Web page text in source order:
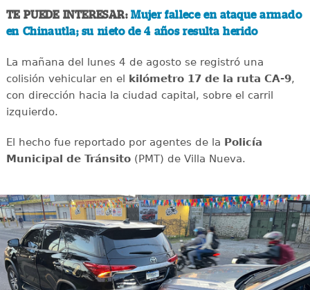
TE PUEDE INTERESAR:Mujer fallece en ataque armado
en Chinautla; su nieto de 4 años resulta herido
La mañana del lunes 4 de agosto se registró una
colisión vehicular en el kilómetro 17 de la ruta CA-9,
con dirección hacia la ciudad capital, sobre el carril
izquierdo.
El hecho fue reportado por agentes de la Policía
Municipal de Tránsito(PMT) de Villa Nueva.